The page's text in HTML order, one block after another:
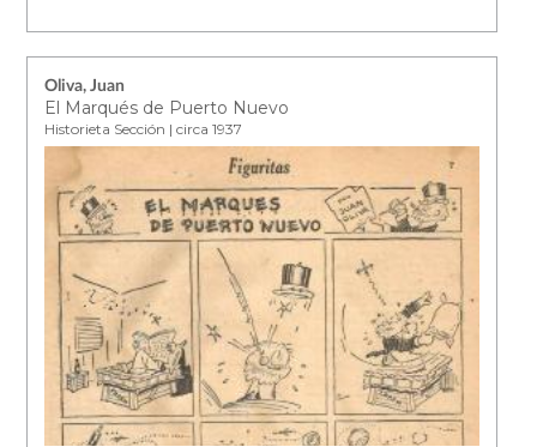
Oliva, Juan
El Marqués de Puerto Nuevo
Historieta Sección | circa 1937